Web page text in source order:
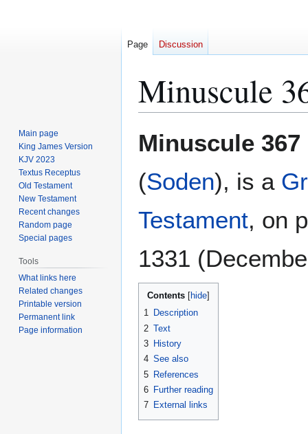
Minuscule
toto
Minuscule 367
(Soden), is a
Testament, on
1331
Contents
1 Description
2 Text
3 History
4 See also
5 References
6 Further reading
7 External links
Page Discussion
Main page
King James Version
KJV 2023
Textus Receptus
Old Testament
New Testament
Recent changes
Random page
Special pages
Tools
What links here
Related changes
Printable version
Permanent link
Page information